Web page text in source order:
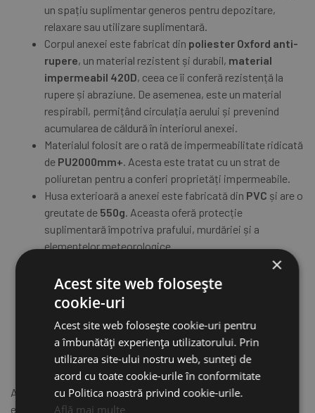
un spațiu suplimentar generos pentru depozitare,
relaxare sau utilizare suplimentară.
Corpul anexei este fabricat din poliester Oxford anti-
rupere, un material rezistent și durabil, material
impermeabil 420D, ceea ce îi conferă rezistență la
rupere și abraziune. De asemenea, este un material
respirabil, permițând circulația aerului și prevenind
acumularea de căldură în interiorul anexei.
Materialul folosit are o rată de impermeabilitate ridicată
de PU2000mm+. Acesta este tratat cu un strat de
poliuretan pentru a conferi proprietăți impermeabile.
Husa exterioară a anexei este fabricată din PVC și are o
greutate de 550g. Aceasta oferă protecție
suplimentară împotriva prafului, murdăriei și a
elementelor meteorologice.
Fermoarul mare de înaltă calitate și durabil, fabricat de
SBS, este utilizat pentru a asigura accesul facil. Acest
fermoar este proiectat pentru a rezista utilizării
probleme.
Este echipată cu o ușă care permite accesul facil la
autoturism.
Anexa pentru cortul auto este o soluție excelentă pentru a
extinde spațiul disponibil și a adăuga funcționalitate
×
Acest site web folosește
cookie-uri
Acest site web folosește cookie-uri pentru
a îmbunătăți experiența utilizatorului. Prin
utilizarea site-ului nostru web, sunteți de
acord cu toate cookie-urile în conformitate
cu Politica noastră privind cookie-urile.
Află mai multe